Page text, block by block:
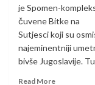
je Spomen-
čuvene Bitke na
Sutjesci koji su
najeminentniji
bivše Jugoslavije.
Read More